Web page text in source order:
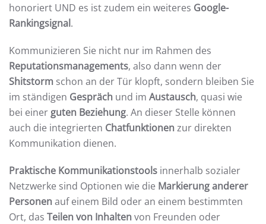
honoriert UND es ist zudem ein weiteres Google-
Rankingsignal.
Kommunizieren Sie nicht nur im Rahmen des
Reputationsmanagements, also dann wenn der
Shitstorm schon an der Tür klopft, sondern bleiben Sie
im ständigen Gespräch und im Austausch, quasi wie
bei einer guten Beziehung. An dieser Stelle können
auch die integrierten Chatfunktionenzur direkten
Kommunikation dienen.
Praktische Kommunikationstools innerhalb sozialer
Netzwerke sind Optionen wie die Markierung anderer
Personenauf einem Bild oder an einem bestimmten
Ort, das Teilen von Inhaltenvon Freunden oder